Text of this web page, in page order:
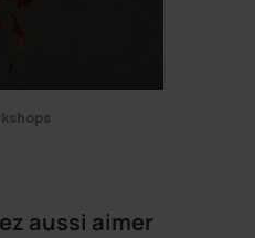
aussi aimer